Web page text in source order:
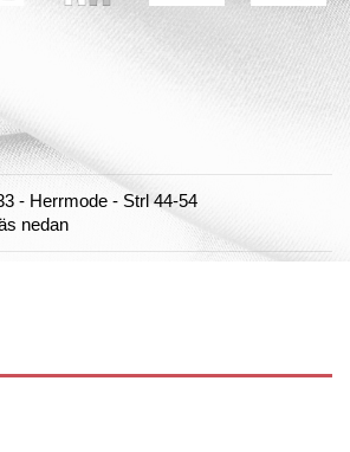
- Herrmode - Strl 44-54
nedan